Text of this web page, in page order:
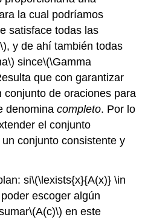
la cual podríamos
satisface todas las
, y de ahí también todas
since\(\Gamma
que con garantizar
conjunto de oraciones para
denominacompleto. Por lo
el conjunto
un conjunto consistente y
si\(\lexists{x}{A(x)} \in
escoger algún
\(A(c)\) en este